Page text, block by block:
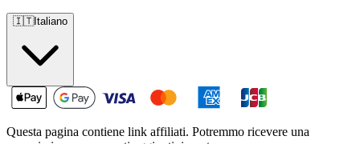
🇮🇹Italiano
Questa pagina contiene link affiliati. Potremmo ricevere una